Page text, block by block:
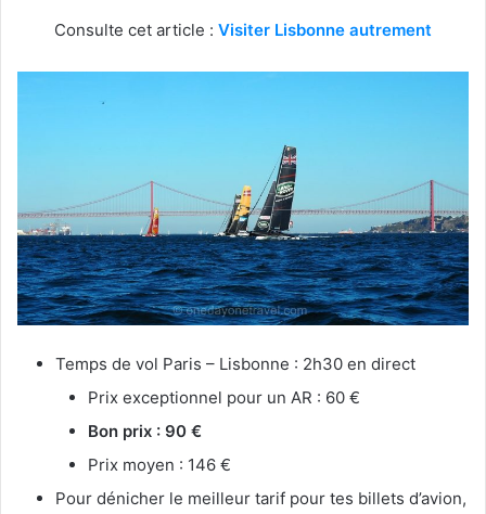
Consulte cet article : Visiter Lisbonne autrement
Temps de vol Paris – Lisbonne : 2h30 en direct
Prix exceptionnel pour un AR : 60 €
Bon prix : 90 €
Prix moyen : 146 €
Pour dénicher le meilleur tarif pour tes billets d’avion,